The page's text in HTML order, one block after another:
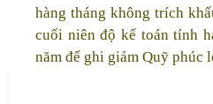
hàng tháng không trích
cuối niên độ kế toán tính
năm để ghi giảm Quỹ phúc